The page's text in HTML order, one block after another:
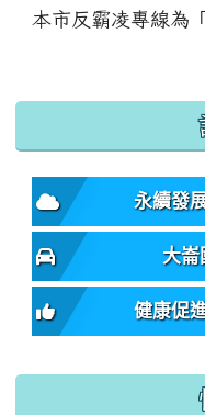
本市反霸凌專線為
:::
永續發
大崙
健康促